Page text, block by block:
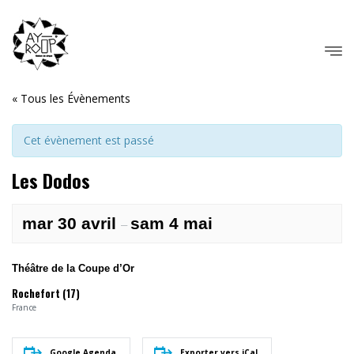
« Tous les Évènements
Cet évènement est passé
Les Dodos
mar 30 avril – sam 4 mai
Théâtre de la Coupe d’Or
Rochefort (17)
France